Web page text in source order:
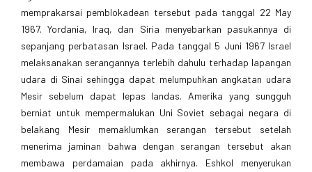
memprakarsai pemblokadean tersebut pada tanggal 22 May
1967. Yordania, Iraq, dan Siria menyebarkan pasukannya di
sepanjang perbatasan Israel. Pada tanggal 5 Juni 1967 Israel
melaksanakan serangannya terlebih dahulu terhadap lapangan
udara di Sinai sehingga dapat melumpuhkan angkatan udara
Mesir sebelum dapat lepas landas. Amerika yang sungguh
berniat untuk mempermalukan Uni Soviet sebagai negara di
belakang Mesir memaklumkan serangan tersebut setelah
menerima jaminan bahwa dengan serangan tersebut akan
membawa perdamaian pada akhirnya. Eshkol menyerukan